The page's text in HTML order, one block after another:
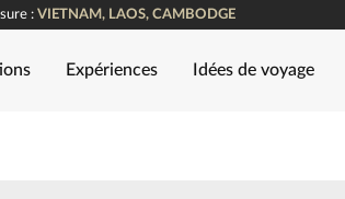
: VIETNAM, LAOS, CAMBODGE
Expériences Idées de voyage